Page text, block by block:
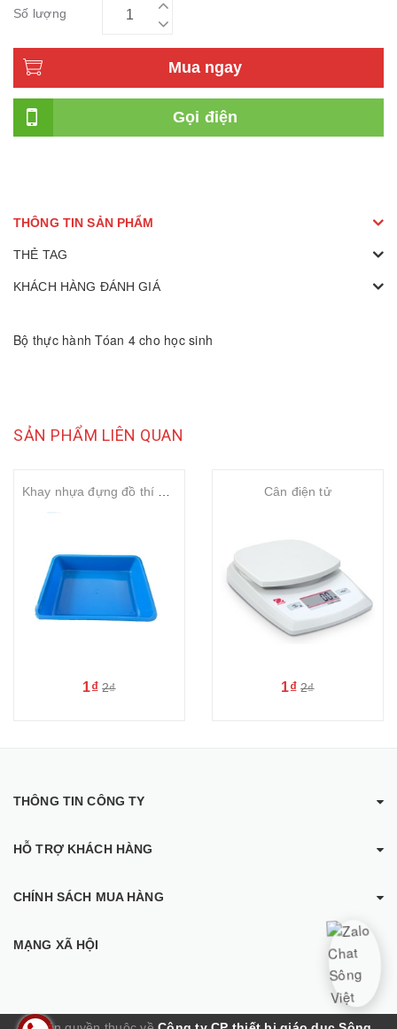
Số lượng
Mua ngay
Gọi điện
THÔNG TIN SẢN PHẨM
THẺ TAG
KHÁCH HÀNG ĐÁNH GIÁ
Bộ thực hành Tóan 4 cho học sinh
SẢN PHẨM LIÊN QUAN
1₫ 2₫
Cân điện tử
1₫ 2₫
THÔNG TIN CÔNG TY
HỖ TRỢ KHÁCH HÀNG
CHÍNH SÁCH MUA HÀNG
MẠNG XÃ HỘI